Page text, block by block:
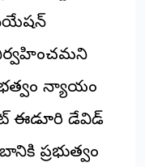
న్యాయం
ఈడూరి డేవిడ్
ప్రభుత్వం